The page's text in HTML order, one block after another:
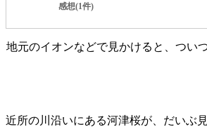
感想(1件)
地元のイオンなどで見かけると、つい
近所の川沿いにある河津桜が、だいぶ